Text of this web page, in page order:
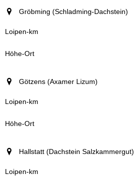
Gröbming (Schladming-Dachstein)
Götzens (Axamer Lizum)
Hallstatt (Dachstein Salzkammergut)